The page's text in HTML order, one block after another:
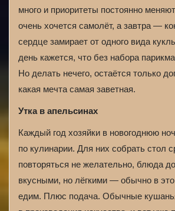
много и приоритеты постоянно
очень хочется самолёт, а завтра —
сердце замирает от одного вида
день кажется, что без набора
Но делать нечего, остаётся только
какая мечта самая заветная.
Утка в апельсинах
Каждый год хозяйки в новогоднюю
по кулинарии. Для них собрать стол
повторяться не желательно, блюда
вкусными, но лёгкими — обычно в
едим. Плюс подача. Обычные